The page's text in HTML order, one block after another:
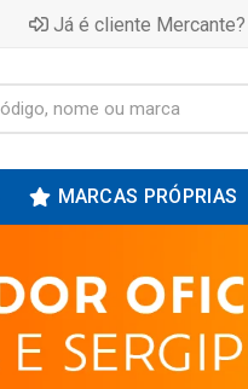
Já é cliente Mercante?
MARCAS PRÓPRIAS